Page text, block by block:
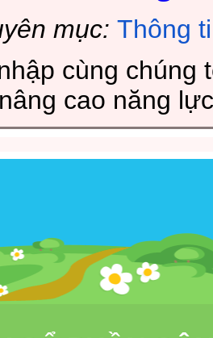
mục: Thông
cùng chúng
nâng cao năng